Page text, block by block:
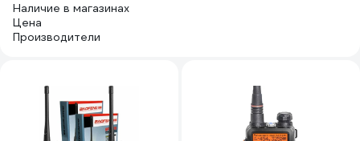
Наличие в магазинах
Цена
Производители